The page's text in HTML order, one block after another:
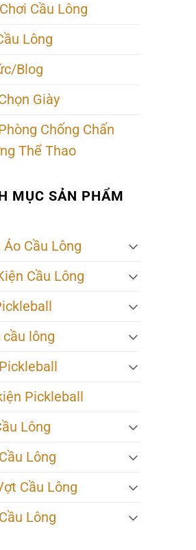
Cầu Lông
Lông
Blog
Giày
Chống Chấn
Thể Thao
MỤC SẢN PHẨM
Áo Cầu Lông
Cầu Lông
cầu lông
Pickleball
Lông
Lông
Cầu Lông
Lông